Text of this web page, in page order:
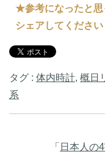
★参考になったと思
シェアしてください
タグ : 体内時計, 概日
系
「 日本人の